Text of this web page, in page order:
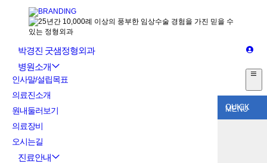
QUICK
MENU
박경진 굿샘정형외과
병원소개
인사말/설립목표
의료진소개
원내둘러보기
의료장비
오시는길
진료안내